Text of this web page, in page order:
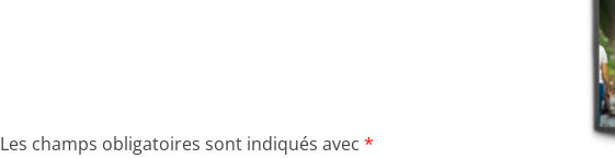
Les champs obligatoires sont indiqués avec *